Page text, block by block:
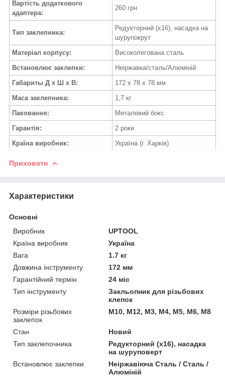
Вартість додаткового
адаптера:
260 грн
Тип заклепника:
Редукторний (х16), насадка на
шурупокрут
Матеріал корпусу:
Високолегована сталь
Встановлює заклепки:
Неіржавка/сталь/Алюміній
Габариты Д х Ш х В:
172 х 78 х 78 мм
Маса заклепника:
1,7 кг
Паковання:
Металевий бокс
Гарантія:
2 роки
Країна виробник:
Україна (г. Харків)
Приховати
Характеристики
Основні
Виробник
UPTOOL
Країна виробник
Україна
Вага
1.7 кг
Довжина інструменту
172 мм
Гарантійний термін
24 міс
Тип інструменту
Закльопник для різьбових
клепок
Розміри різьбових
заклепок
M10, M12, M3, M4, M5, M6, M8
Стан
Новий
Тип заклепочника
Редукторний (х16), насадка
на шуруповерт
Встановлює заклепки
Неіржавіюча Сталь / Сталь /
Алюміній